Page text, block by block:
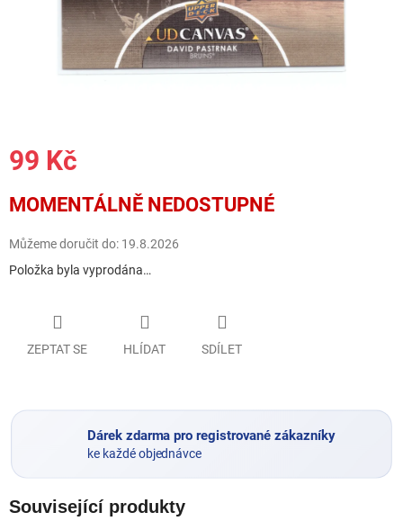
99 Kč
cena:
MOMENTÁLNĚ NEDOSTUPNÉ
Můžeme doručit do: 19.8.2026
Položka byla vyprodána…
ZEPTAT SE HLÍDAT SDÍLET
Dárek zdarma pro registrované zákazníky
ke každé objednávce
Související produkty